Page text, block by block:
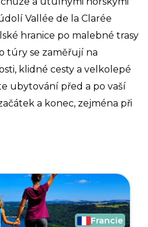
Vallée de la Clarée
hranice po malebné trasy
túry se zaměřují na
klidné cesty a velkolepé
ubytování před a po vaší
a konec, zejména při
Francie